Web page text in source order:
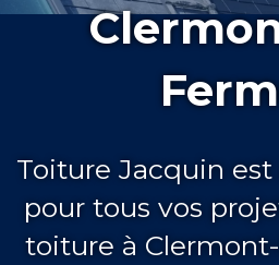
Toiture Jacquin
pour tous vos
toiture à